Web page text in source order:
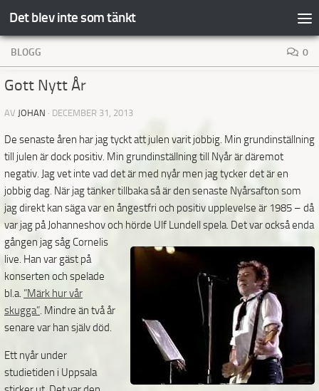
Hoppa till innehåll
Det blev inte som tänkt
BLOGG 0
Gott Nytt År
AV JOHAN · DECEMBER 31, 2013
De senaste åren har jag tyckt att julen varit jobbig. Min grundinställning
till julen är dock positiv. Min grundinställning till Nyår är däremot
negativ. Jag vet inte vad det är med nyår men jag tycker det är en
jobbig dag. När jag tänker tillbaka så är den senaste Nyårsafton som
jag direkt kan säga var en ångestfri och positiv upplevelse är 1985 – då
var jag på Johanneshov och hörde Ulf Lundell spela. Det var också enda
gången jag såg Cornelis
live. Han var gäst på
konserten och spelade
bl.a. ”Märk hur vår
skugga”. Mindre än två år
senare var han själv död.
Ett nyår under
studietiden i Uppsala